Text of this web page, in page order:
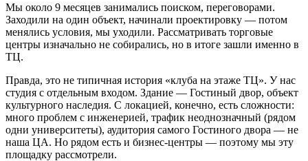
Мы около 9 месяцев занимались поиском, переговорами.
Заходили на один объект, начинали проектировку — потом
менялись условия, мы уходили. Рассматривать торговые
центры изначально не собирались, но в итоге зашли именно в
ТЦ.
Правда, это не типичная история «клуба на этаже ТЦ». У нас
студия с отдельным входом. Здание — Гостиный двор, объект
культурного наследия. С локацией, конечно, есть сложности:
много проблем с инженерией, трафик неоднозначный (рядом
одни университеты), аудитория самого Гостиного двора — не
наша ЦА. Но рядом есть и бизнес-центры — поэтому мы эту
площадку рассмотрели.